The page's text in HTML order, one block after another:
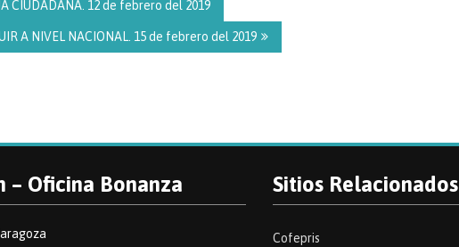
CIUDADANA. 12 de febrero del 2019
A NIVEL NACIONAL. 15 de febrero del 2019
– Oficina Bonanza Sitios Relacionados
Cofepris